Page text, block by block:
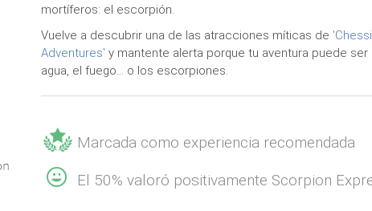
mortíferos: el escorpión.
Vuelve a descubrir una de las atracciones míticas de
Adventures' y mantente alerta porque tu aventura puede
agua, el fuego... o los escorpiones.
Marcada como experiencia recomendada
El 50% valoró positivamente Scorpion